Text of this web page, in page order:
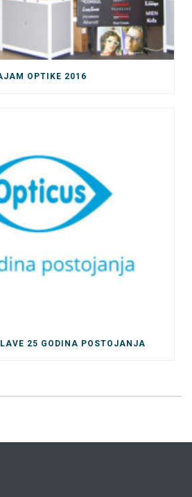
OPTIKE 2016
25 GODINA POSTOJANJA